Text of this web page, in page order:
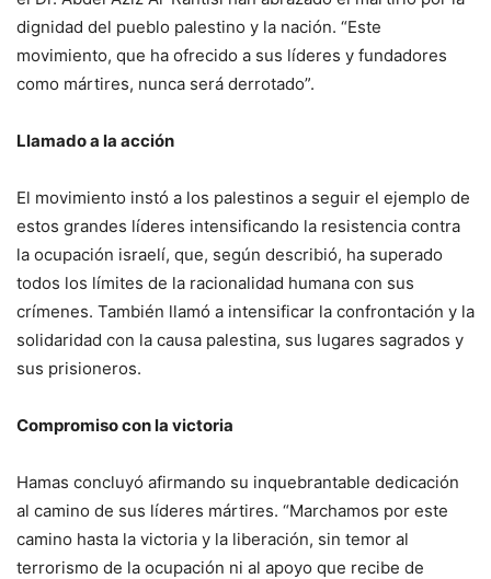
dignidad del pueblo palestino y la nación. “Este
movimiento, que ha ofrecido a sus líderes y fundadores
como mártires, nunca será derrotado”.
Llamado a la acción
El movimiento instó a los palestinos a seguir el ejemplo de
estos grandes líderes intensificando la resistencia contra
la ocupación israelí, que, según describió, ha superado
todos los límites de la racionalidad humana con sus
crímenes. También llamó a intensificar la confrontación y la
solidaridad con la causa palestina, sus lugares sagrados y
sus prisioneros.
Compromiso con la victoria
Hamas concluyó afirmando su inquebrantable dedicación
al camino de sus líderes mártires. “Marchamos por este
camino hasta la victoria y la liberación, sin temor al
terrorismo de la ocupación ni al apoyo que recibe de